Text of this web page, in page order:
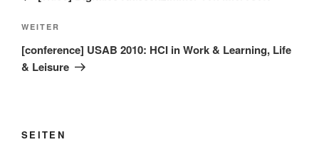
Nächster
Beitrag
WEITER
[conference] USAB 2010: HCI in Work & Learning, Life
& Leisure
SEITEN